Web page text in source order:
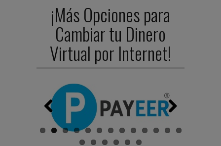
¡Más Opciones para
Cambiar tu Dinero
Virtual por Internet!
Previ